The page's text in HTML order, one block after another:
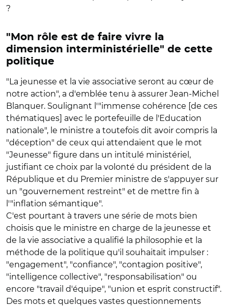
?
"Mon rôle est de faire vivre la
dimension interministérielle" de cette
politique
"La jeunesse et la vie associative seront au cœur de
notre action", a d'emblée tenu à assurer Jean-Michel
Blanquer. Soulignant l'"immense cohérence [de ces
thématiques] avec le portefeuille de l'Education
nationale", le ministre a toutefois dit avoir compris la
"déception" de ceux qui attendaient que le mot
"Jeunesse" figure dans un intitulé ministériel,
justifiant ce choix par la volonté du président de la
République et du Premier ministre de s'appuyer sur
un "gouvernement restreint" et de mettre fin à
l'"inflation sémantique".
C'est pourtant à travers une série de mots bien
choisis que le ministre en charge de la jeunesse et
de la vie associative a qualifié la philosophie et la
méthode de la politique qu'il souhaitait impulser :
"engagement", "confiance", "contagion positive",
"intelligence collective", "responsabilisation" ou
encore "travail d'équipe", "union et esprit constructif".
Des mots et quelques vastes questionnements